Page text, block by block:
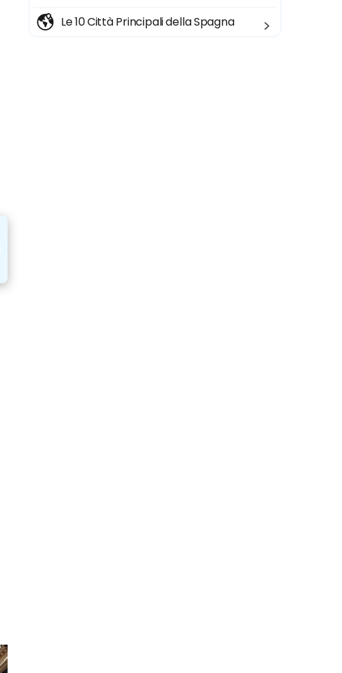
Le 10 Città Principali della Spagna